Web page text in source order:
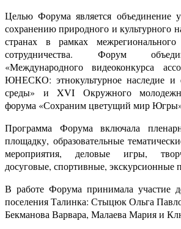
Целью Форума является объединение
сохранению природного и культурного
странах в рамках
сотрудничества. Форум
«Международного видеоконкурса
ЮНЕСКО: этнокультурное наследие и
среды» и XVI Окружного
форума «Сохраним цветущий мир
Программа Форума включала
площадку, образовательные
мероприятия, деловые игры,
досуговые, спортивные, экскурсионные
В работе Форума принимала участие
поселения Талинка: Стыцюк Ольга
Бекманова Варвара, Малаева Мария и